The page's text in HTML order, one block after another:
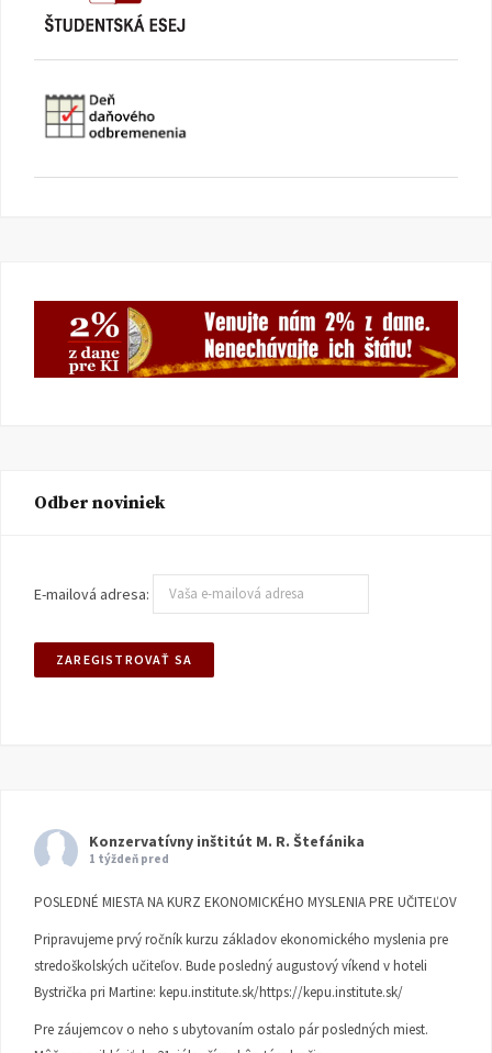
Odber noviniek
E-mailová adresa:
Konzervatívny inštitút M. R. Štefánika
1 týždeň pred
POSLEDNÉ MIESTA NA KURZ EKONOMICKÉHO MYSLENIA PRE UČITEĽOV
Pripravujeme prvý ročník kurzu základov ekonomického myslenia pre
stredoškolských učiteľov. Bude posledný augustový víkend v hoteli
Bystrička pri Martine: kepu.institute.sk/https://kepu.institute.sk/
Pre záujemcov o neho s ubytovaním ostalo pár posledných miest.